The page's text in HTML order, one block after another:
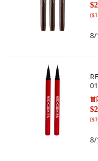
(
8/
首
(
8/